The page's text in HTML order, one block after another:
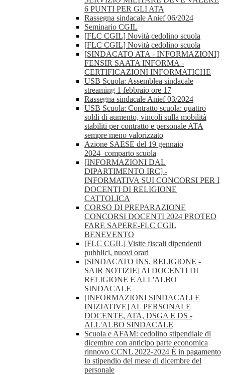
6 PUNTI PER GLI ATA
Rassegna sindacale Anief 06/2024
Seminario CGIL
[FLC CGIL] Novità cedolino scuola
[FLC CGIL] Novità cedolino scuola
[SINDACATO ATA - INFORMAZIONI]
FENSIR SAATA INFORMA -
CERTIFICAZIONI INFORMATICHE
USB Scuola: Assemblea sindacale
streaming 1 febbraio ore 17
Rassegna sindacale Anief 03/2024
USB Scuola: Contratto scuola: quattro
soldi di aumento, vincoli sulla mobilità
stabiliti per contratto e personale ATA
sempre meno valorizzato
Azione SAESE del 19 gennaio
2024_comparto scuola
[INFORMAZIONI DAL
DIPARTIMENTO IRC] -
INFORMATIVA SUI CONCORSI PER I
DOCENTI DI RELIGIONE
CATTOLICA
CORSO DI PREPARAZIONE
CONCORSI DOCENTI 2024 PROTEO
FARE SAPERE-FLC CGIL
BENEVENTO
[FLC CGIL] Visite fiscali dipendenti
pubblici, nuovi orari
[SINDACATO INS. RELIGIONE -
SAIR NOTIZIE] AI DOCENTI DI
RELIGIONE E ALL'ALBO
SINDACALE
[INFORMAZIONI SINDACALI E
INIZIATIVE] AL PERSONALE
DOCENTE, ATA, DSGA E DS -
ALL'ALBO SINDACALE
Scuola e AFAM: cedolino stipendiale di
dicembre con anticipo parte economica
rinnovo CCNL 2022-2024 È in pagamento
lo stipendio del mese di dicembre del
personale